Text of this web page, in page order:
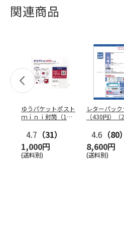
関連商品
ゆうパケットポスト
ｍｉｎｉ封筒（1個
4.7 （31）
1,000円
(送料別)
レターパック
（430円）（
4.6 （80）
8,600円
(送料別)